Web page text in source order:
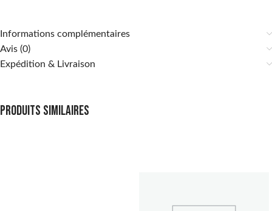
Informations complémentaires
Avis (0)
Expédition & Livraison
Produits similaires